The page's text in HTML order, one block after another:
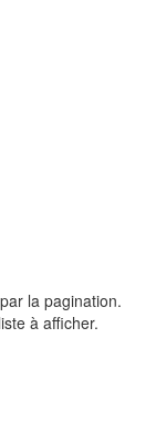
la pagination.
à afficher.